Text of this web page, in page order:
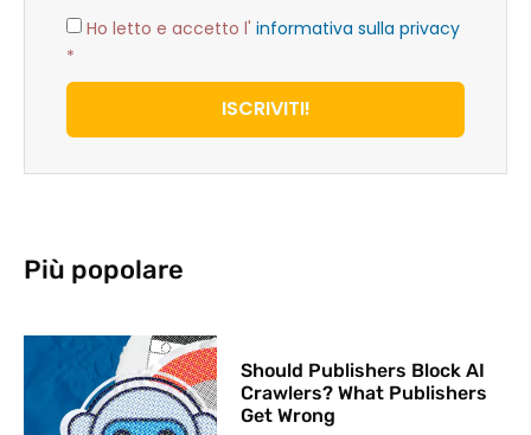
Ho letto e accetto l' informativa sulla privacy
*
ISCRIVITI!
Più popolare
Should Publishers Block AI
Crawlers? What Publishers
Get Wrong